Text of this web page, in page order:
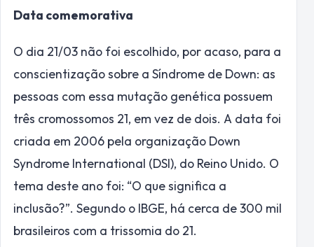
Data comemorativa
O dia 21/03 não foi escolhido, por acaso, para a
conscientização sobre a Síndrome de Down: as
pessoas com essa mutação genética possuem
três cromossomos 21, em vez de dois. A data foi
criada em 2006 pela organização Down
Syndrome International (DSI), do Reino Unido. O
tema deste ano foi: “O que significa a
inclusão?”. Segundo o IBGE, há cerca de 300 mil
brasileiros com a trissomia do 21.